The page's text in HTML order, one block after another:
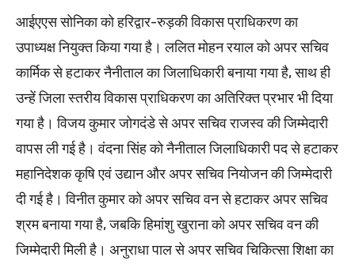
आईएएस सोनिका को हरिद्वार-रुड़की विकास प्राधिकरण का
उपाध्यक्ष नियुक्त किया गया है। ललित मोहन रयाल को अपर सचिव
कार्मिक से हटाकर नैनीताल का जिलाधिकारी बनाया गया है, साथ ही
उन्हें जिला स्तरीय विकास प्राधिकरण का अतिरिक्त प्रभार भी दिया
गया है। विजय कुमार जोगदंडे से अपर सचिव राजस्व की जिम्मेदारी
वापस ली गई है। वंदना सिंह को नैनीताल जिलाधिकारी पद से हटाकर
महानिदेशक कृषि एवं उद्यान और अपर सचिव नियोजन की जिम्मेदारी
दी गई है। विनीत कुमार को अपर सचिव वन से हटाकर अपर सचिव
श्रम बनाया गया है, जबकि हिमांशु खुराना को अपर सचिव वन की
जिम्मेदारी मिली है। अनुराधा पाल से अपर सचिव चिकित्सा शिक्षा का